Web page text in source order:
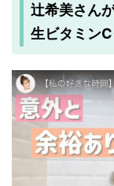
辻希美さん
生ビタミン